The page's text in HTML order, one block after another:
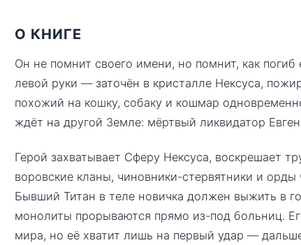
О КНИГЕ
Он не помнит своего имени, но помнит, как
левой руки — заточён в кристалле Нексуса,
похожий на кошку, собаку и кошмар
ждёт на другой Земле: мёртвый ликвидатор
Герой захватывает Сферу Нексуса, воскрешает
воровские кланы, чиновники-стервятники и
Бывший Титан в теле новичка должен выжить в
монолиты прорываются прямо из-под больниц.
мира, но её хватит лишь на первый удар —